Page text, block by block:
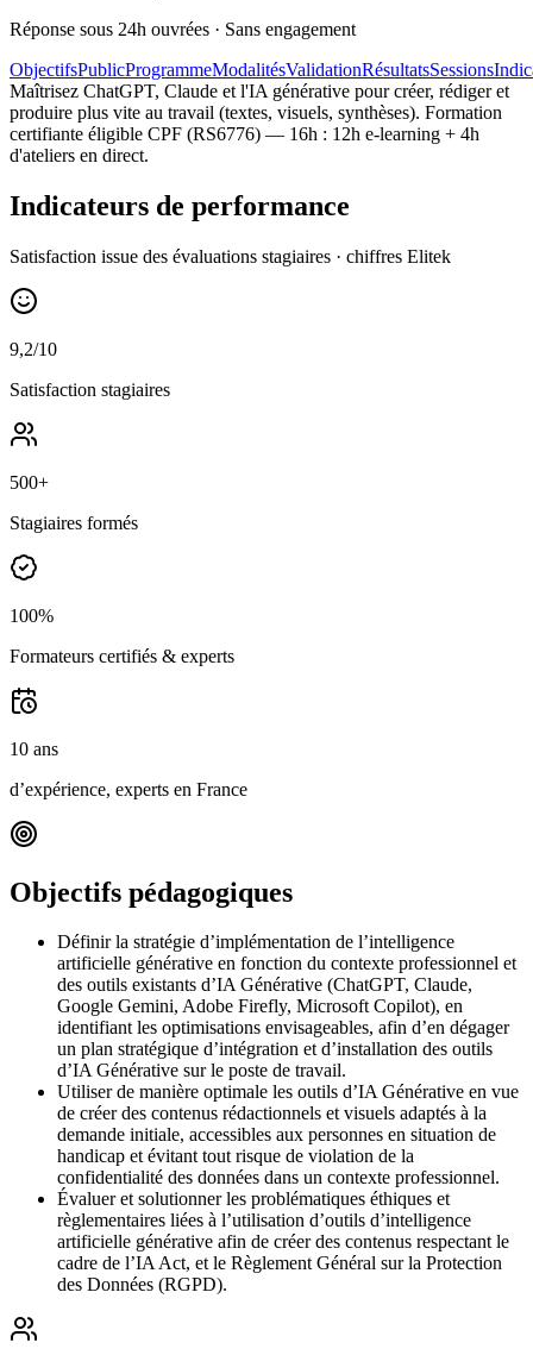
Réponse sous 24h ouvrées · Sans engagement
ObjectifsPublicProgrammeModalitésValidationRésultatsSessions
Maîtrisez ChatGPT, Claude et l'IA générative pour créer, rédiger et
produire plus vite au travail (textes, visuels, synthèses). Formation
certifiante éligible CPF (RS6776) — 16h : 12h e-learning + 4h
d'ateliers en direct.
Indicateurs de performance
Satisfaction issue des évaluations stagiaires · chiffres Elitek
9,2/10
Satisfaction stagiaires
500+
Stagiaires formés
100%
Formateurs certifiés & experts
10 ans
d’expérience, experts en France
Objectifs pédagogiques
Définir la stratégie d’implémentation de l’intelligence
artificielle générative en fonction du contexte professionnel et
des outils existants d’IA Générative (ChatGPT, Claude,
Google Gemini, Adobe Firefly, Microsoft Copilot), en
identifiant les optimisations envisageables, afin d’en dégager
un plan stratégique d’intégration et d’installation des outils
d’IA Générative sur le poste de travail.
Utiliser de manière optimale les outils d’IA Générative en vue
de créer des contenus rédactionnels et visuels adaptés à la
demande initiale, accessibles aux personnes en situation de
handicap et évitant tout risque de violation de la
confidentialité des données dans un contexte professionnel.
Évaluer et solutionner les problématiques éthiques et
règlementaires liées à l’utilisation d’outils d’intelligence
artificielle générative afin de créer des contenus respectant le
cadre de l’IA Act, et le Règlement Général sur la Protection
des Données (RGPD).